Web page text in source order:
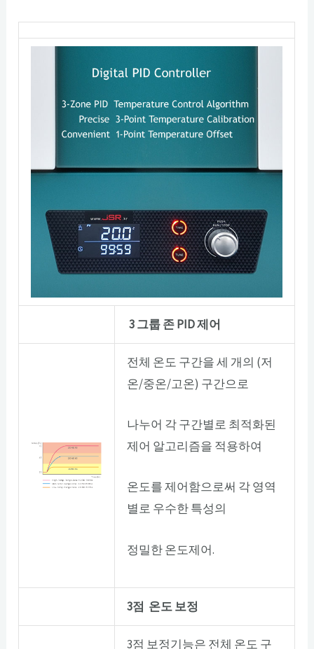
3 그룹 존 PID 제어
전체 온도 구간을 세 개의 (저
온/중온/고온) 구간으로
나누어 각 구간별로 최적화된
제어 알고리즘을 적용하여
온도를 제어함으로써 각 영역
별로 우수한 특성의
정밀한 온도제어.
3점 온도 보정
3점 보정기능은 전체 온도 구